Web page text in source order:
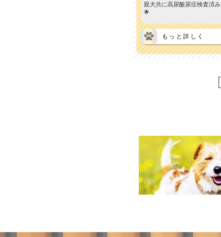
親犬共に高尿酸尿症検査済み
🌟
もっと詳しく